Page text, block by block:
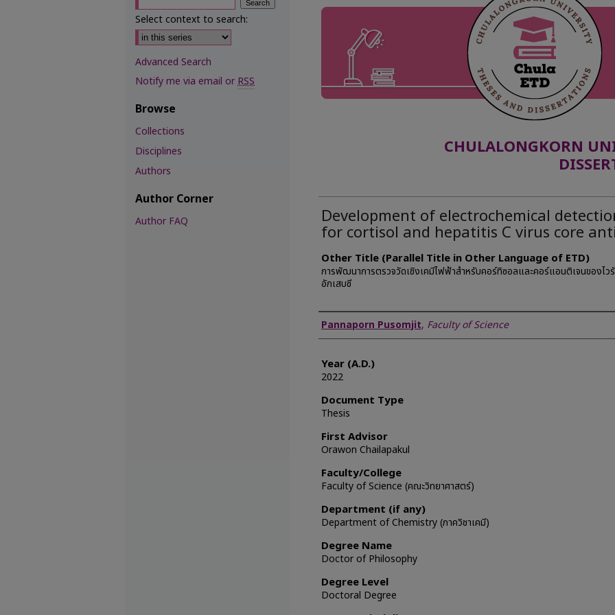
CHULALONGKORN
Development of electrochemical
for cortisol and hepatitis C virus core
Other Title (Parallel Title in Other Language of ETD)
การพัฒนาการตรวจวัดเชิงเคมีไฟฟ้าสำหรับคอร์ทิซอลและคอร์แอนติเจนของไว
อักเสบซี
Author
Pannaporn Pusomjit, Faculty of Science
Year (A.D.)
2022
Document Type
Thesis
First Advisor
Orawon Chailapakul
Faculty/College
Faculty of Science (คณะวิทยาศาสตร์)
Department (if any)
Department of Chemistry (ภาควิชาเคมี)
Degree Name
Doctor of Philosophy
Degree Level
Doctoral Degree
Select context to search:
Advanced Search
Notify me via email orRSS
Browse
Collections
Disciplines
Authors
Author Corner
Author FAQ